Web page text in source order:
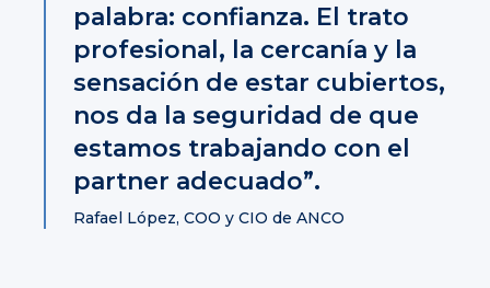
palabra: confianza. El trato
profesional, la cercanía y la
sensación de estar cubiertos,
nos da la seguridad de que
estamos trabajando con el
partner adecuado”.
Rafael López, COO y CIO de ANCO